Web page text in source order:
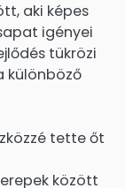
aki képes
igényei
tükrözi
különböző
tette őt
között